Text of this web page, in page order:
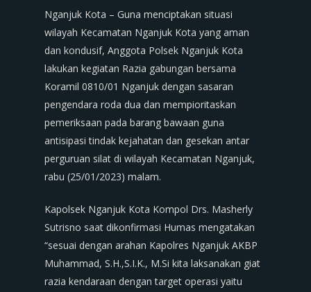
Nganjuk Kota – Guna menciptakan situasi
wilayah Kecamatan Nganjuk Kota yang aman
dan kondusif, Anggota Polsek Nganjuk Kota
lakukan kegiatan Razia gabungan bersama
Koramil 0810/01 Nganjuk dengan sasaran
pengendara roda dua dan mempioritaskan
pemeriksaan pada barang bawaan guna
antisipasi tindak kejahatan dan gesekan antar
perguruan silat di wilayah Kecamatan Nganjuk,
rabu (25/01/2023) malam.
Kapolsek Nganjuk Kota Kompol Drs. Masherly
Sutrisno saat dikonfirmasi Humas mengatakan
“sesuai dengan arahan Kapolres Nganjuk AKBP
Muhammad, S.H.,S.I.K., M.Si kita laksanakan giat
razia kendaraan dengan target operasi yaitu